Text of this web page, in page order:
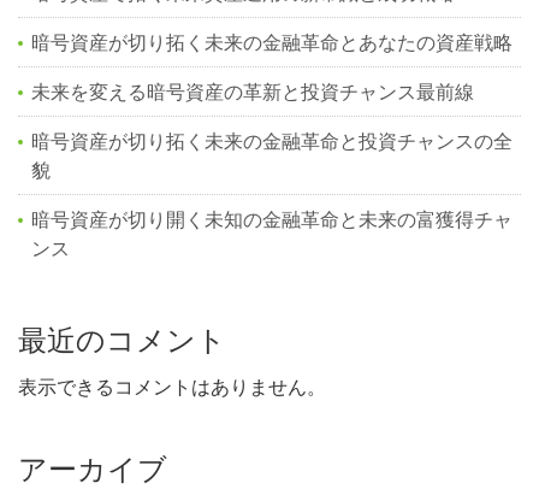
暗号資産が切り拓く未来の金融革命とあなたの資産戦略
未来を変える暗号資産の革新と投資チャンス最前線
暗号資産が切り拓く未来の金融革命と投資チャンスの全
貌
暗号資産が切り開く未知の金融革命と未来の富獲得チャ
ンス
最近のコメント
表示できるコメントはありません。
アーカイブ